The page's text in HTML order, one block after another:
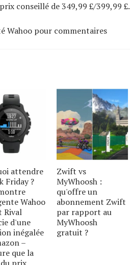
conseillé de 349,99 £/399,99 £.
Wahoo pour commentaires
attendre
Friday ?
Wahoo
Rival
d'une
inégalée
–
que la
Zwift vs
MyWhoosh :
qu'offre un
abonnement Zwift
par rapport au
MyWhoosh
gratuit ?